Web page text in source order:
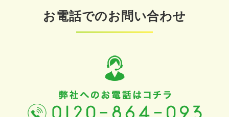
お電話でのお問い合わせ